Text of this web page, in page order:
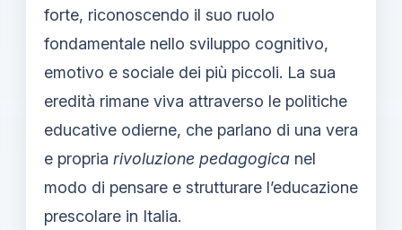
forte, riconoscendo il suo ruolo
fondamentale nello sviluppo cognitivo,
emotivo e sociale dei più piccoli. La sua
eredità rimane viva attraverso le politiche
educative odierne, che parlano di una vera
e propria rivoluzione pedagogica nel
modo di pensare e strutturare l’educazione
prescolare in Italia.